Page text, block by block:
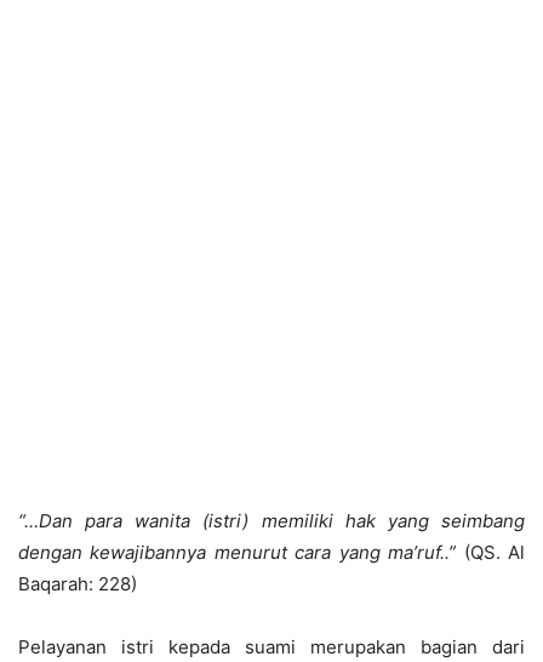
“…Dan para wanita (istri) memiliki hak yang seimbang
dengan kewajibannya menurut cara yang ma’ruf..” (QS. Al
Baqarah: 228)
Pelayanan istri kepada suami merupakan bagian dari